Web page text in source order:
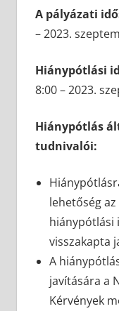
A pályázati
– 2023.
Hiánypótlási
8:00 – 2023.
Hiánypótlás
tudnivalói:
lehetőség az
hiánypótlási
visszakapta
A
javítására a
Kérvények